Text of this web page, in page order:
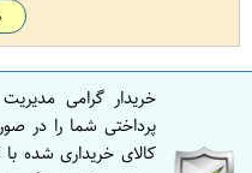
خریدار گرامی
پرداختی شما را در
کالای خریداری شده